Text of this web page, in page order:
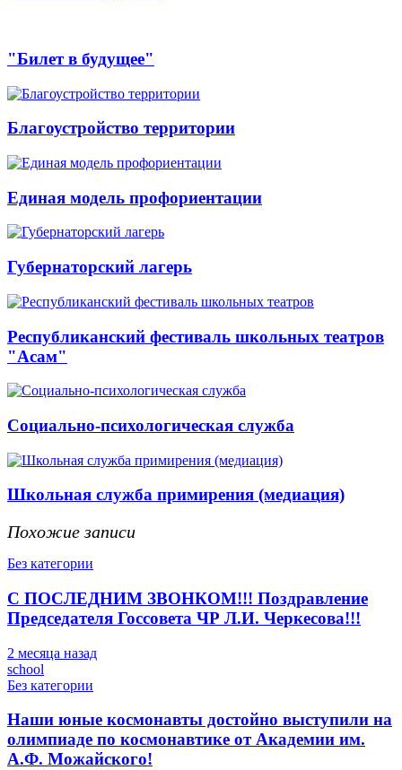
"Билет в будущее"
Благоустройство территории
Единая модель профориентации
Губернаторский лагерь
Республиканский фестиваль школьных театров
"Асам"
Социально-психологическая служба
Школьная служба примирения (медиация)
Похожие записи
Без категории
С ПОСЛЕДНИМ ЗВОНКОМ!!! Поздравление
Председателя Госсовета ЧР Л.И. Черкесова!!!
2 месяца назад
school
Без категории
Наши юные космонавты достойно выступили на
олимпиаде по космонавтике от Академии им.
А.Ф. Можайского!